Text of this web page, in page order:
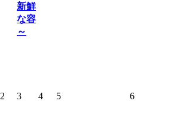
新鮮
な容
～
2 3 4 5 6